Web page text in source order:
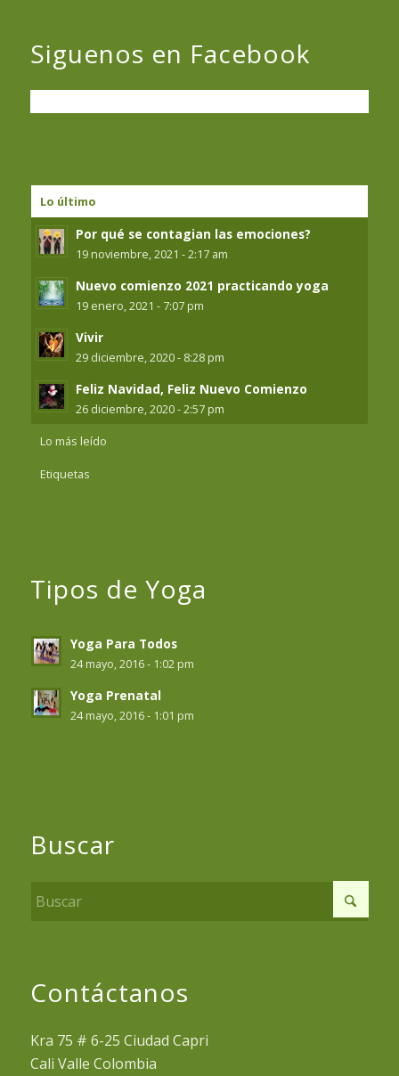
Siguenos en Facebook
Lo último
Por qué se contagian las emociones?
19 noviembre, 2021 - 2:17 am
Nuevo comienzo 2021 practicando yoga
19 enero, 2021 - 7:07 pm
Vivir
29 diciembre, 2020 - 8:28 pm
Feliz Navidad, Feliz Nuevo Comienzo
26 diciembre, 2020 - 2:57 pm
Lo más leído
Etiquetas
Tipos de Yoga
Yoga Para Todos
24 mayo, 2016 - 1:02 pm
Yoga Prenatal
24 mayo, 2016 - 1:01 pm
Buscar
Contáctanos
Kra 75 # 6-25 Ciudad Capri
Cali Valle Colombia